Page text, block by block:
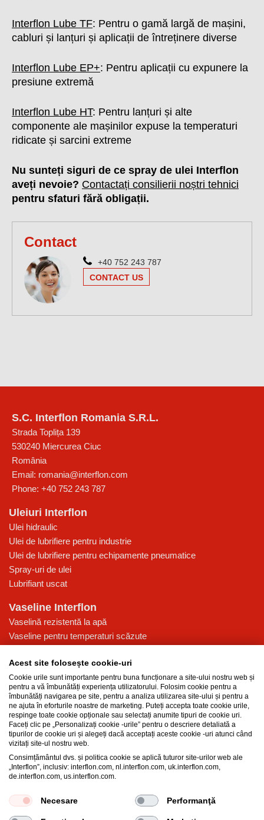
Interflon Lube TF: Pentru o gamă largă de mașini,
cabluri și lanțuri și aplicații de întreținere diverse
Interflon Lube EP+: Pentru aplicații cu expunere la
presiune extremă
Interflon Lube HT: Pentru lanțuri și alte
componente ale mașinilor expuse la temperaturi
ridicate și sarcini extreme
Nu sunteți siguri de ce spray de ulei Interflon
aveți nevoie? Contactați consilierii noștri tehnici
pentru sfaturi fără obligații.
Contact
+40 752 243 787
CONTACT US
S.C. Interflon Romania S.R.L.
Strada Toplița 139
530240 Miercurea Ciuc
România
Email: romania@interflon.com
Phone: +40 752 243 787
Uleiuri Interflon
Ulei hidraulic
Ulei de lubrifiere pentru industrie
Ulei de lubrifiere pentru echipamente pneumatice
Spray-uri de ulei
Lubrifiant uscat
Vaseline Interflon
Vaselină rezistentă la apă
Vaseline pentru temperaturi scăzute
Vaselină multi-funcțională pentru lubrifiere
Baza de cunoștințe
Tehnologia MicPol®
Produse cu grad alimentar
Care este diferența dintre ulei și vaselină?
Îmbunătățirea performanței și durabilității
Proprietățile vaselinei
Ulei de lubrifiere pentru industrie
General Purchase Terms and Conditions
Acest site folosește cookie-uri
Cookie urile sunt importante pentru buna funcționare a site-ului nostru web și
pentru a vă îmbunătăți experiența utilizatorului. Folosim cookie pentru a
îmbunătăți navigarea pe site, pentru a analiza utilizarea site-ului și pentru a
ne ajuta în eforturile noastre de marketing. Puteți accepta toate cookie urile,
respinge toate cookie opționale sau selectați anumite tipuri de cookie uri.
Faceți clic pe „Personalizați cookie -urile” pentru o descriere detaliată a
tipurilor de cookie uri și alegeți dacă acceptați aceste cookie -uri atunci când
vizitați site-ul nostru web.
Consimțământul dvs. și politica cookie se aplică tuturor site-urilor web ale
„Interflon”, inclusiv: interflon.com, nl.interflon.com, uk.interflon.com,
de.interflon.com, us.interflon.com.
Necesare Performanţă